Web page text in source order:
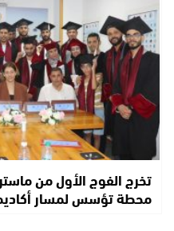
تخرج الفوج الأول من
محطة تؤسس لمسار